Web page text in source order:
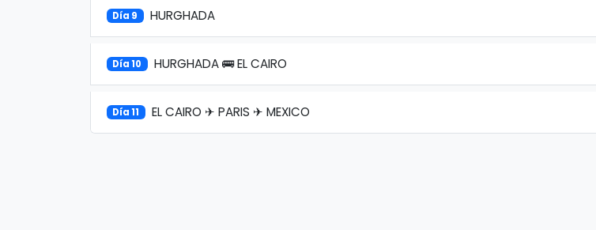
Día 9 HURGHADA
Día 10 HURGHADA 🚌 EL CAIRO
Día 11 EL CAIRO ✈ PARIS ✈ MEXICO